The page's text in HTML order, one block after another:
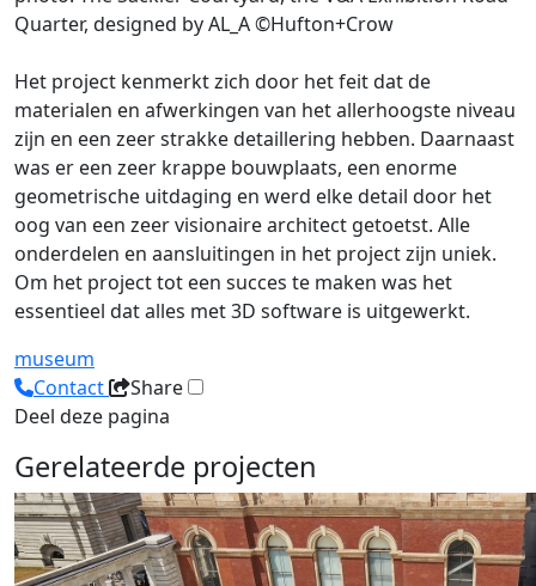
Quarter, designed by AL_A ©Hufton+Crow
Het project kenmerkt zich door het feit dat de
materialen en afwerkingen van het allerhoogste niveau
zijn en een zeer strakke detaillering hebben. Daarnaast
was er een zeer krappe bouwplaats, een enorme
geometrische uitdaging en werd elke detail door het
oog van een zeer visionaire architect getoetst. Alle
onderdelen en aansluitingen in het project zijn uniek.
Om het project tot een succes te maken was het
essentieel dat alles met 3D software is uitgewerkt.
museum
Contact
Share
Deel deze pagina
Gerelateerde projecten